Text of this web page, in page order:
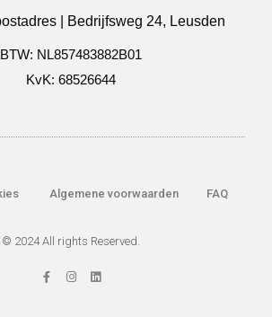
| Bedrijfsweg 24, Leusden
BTW: NL857483882B01
KvK: 68526644
Algemene voorwaarden FAQ
© 2024 All rights Reserved.